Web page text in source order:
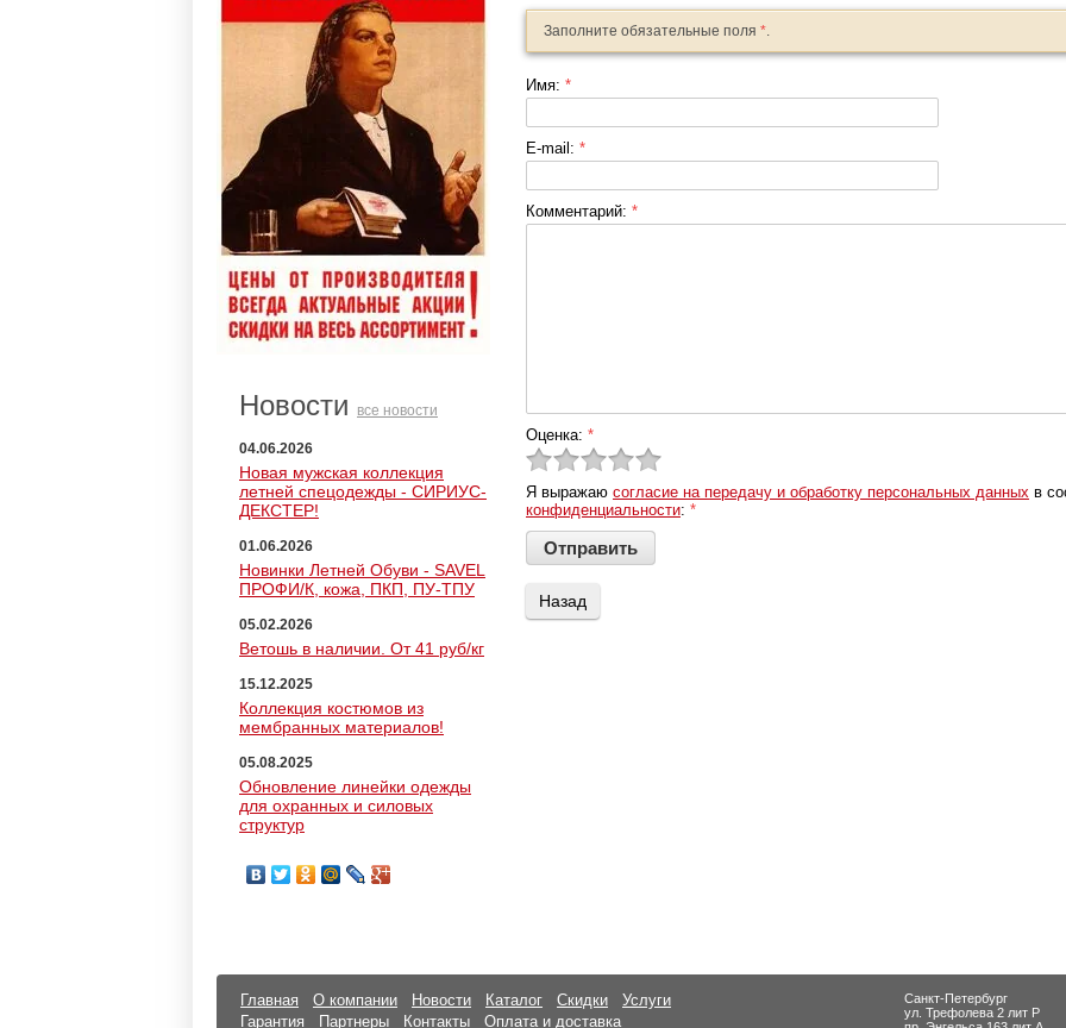
Новости все новости
04.06.2026
Новая мужская коллекция
летней спецодежды - СИРИУС-
ДЕКСТЕР!
01.06.2026
Новинки Летней Обуви - SAVEL
ПРОФИ/К, кожа, ПКП, ПУ-ТПУ
05.02.2026
Ветошь в наличии. От 41 руб/кг
15.12.2025
Коллекция костюмов из
мембранных материалов!
05.08.2025
Обновление линейки одежды
для охранных и силовых
структур
Заполните обязательные поля *.
Имя: *
E-mail: *
Комментарий: *
Оценка: *
Я выражаю согласие на передачу и обработку персональных данных в
конфиденциальности: *
Назад
Главная О компании Новости Каталог Скидки
Услуги
Гарантия
Партнеры Контакты Оплата и доставка
Санкт-Петербург
ул. Трефолева 2 лит Р